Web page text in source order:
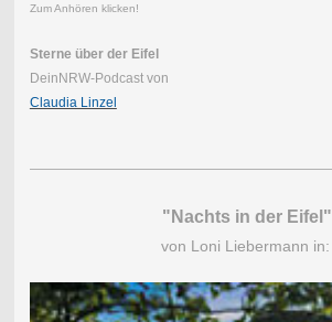
Zum Anhören klicken!
Sterne über der Eifel
DeinNRW-Podcast von
Claudia Linzel
"Nachts in der Eifel"
von Loni Liebermann in: